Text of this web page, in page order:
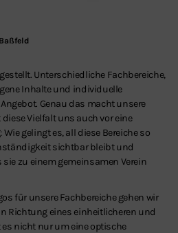
Unterschiedliche Fachbereiche,
Inhalte und individuelle
Genau das macht unsere
Vielfalt uns auch vor eine
gelingt es, all diese Bereiche so
sichtbar bleibt und
zu einem gemeinsamen Verein
für unsere Fachbereiche gehen wir
Richtung eines einheitlicheren und
nicht nur um eine optische